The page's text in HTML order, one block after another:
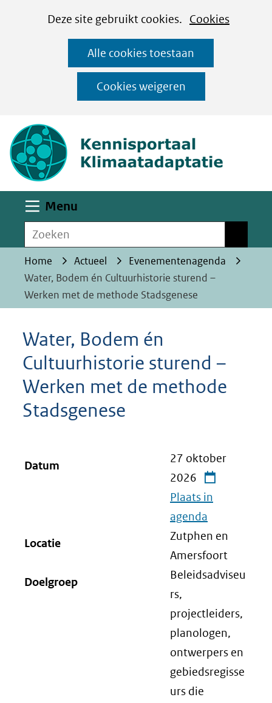
CookiesDeze site gebruikt cookies. Cookies
op
deze
website
worden
toegestaan
geweigerd.
Alle cookies toestaan
Cookies weigeren
Ga
naar
de
inhoud
Menu
Zoeken
Home Actueel
Evenementenagenda
Water, Bodem én Cultuurhistorie sturend –
Werken met de methode Stadsgenese
Water, Bodem én
Cultuurhistorie sturend –
Werken met de methode
Stadsgenese
Datum
27 oktober
2026
Plaats in
agenda
Locatie
Zutphen en
Amersfoort
Doelgroep
Beleidsadviseu
rs,
projectleiders,
planologen,
ontwerpers en
gebiedsregisse
urs die